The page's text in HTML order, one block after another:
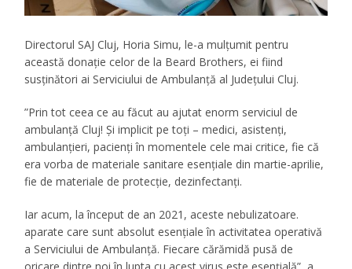
Directorul SAJ Cluj, Horia Simu, le-a mulțumit pentru
această donație celor de la Beard Brothers, ei fiind
susținători ai Serviciului de Ambulanță al Județului Cluj.
”Prin tot ceea ce au făcut au ajutat enorm serviciul de
ambulanță Cluj! Și implicit pe toți – medici, asistenți,
ambulanțieri, pacienți în momentele cele mai critice, fie că
era vorba de materiale sanitare esențiale din martie-aprilie,
fie de materiale de protecție, dezinfectanți.
Iar acum, la început de an 2021, aceste nebulizatoare.
aparate care sunt absolut esențiale în activitatea operativă
a Serviciului de Ambulanță. Fiecare cărămidă pusă de